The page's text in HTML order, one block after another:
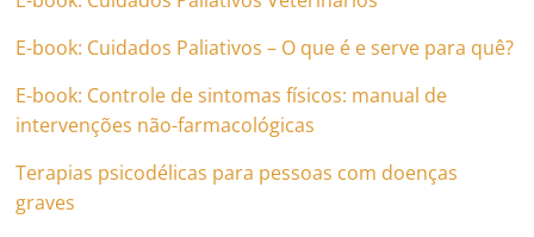
E-book: Cuidados Paliativos – O que é e serve para quê?
E-book: Controle de sintomas físicos: manual de
intervenções não-farmacológicas
Terapias psicodélicas para pessoas com doenças
graves